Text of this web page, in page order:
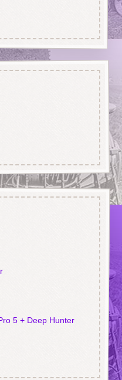
5 + Deep Hunter